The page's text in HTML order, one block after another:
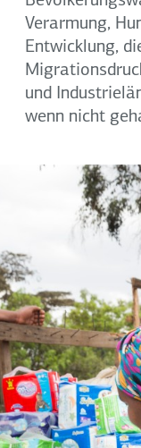
Verarmung,
Entwicklung,
und
wenn nicht